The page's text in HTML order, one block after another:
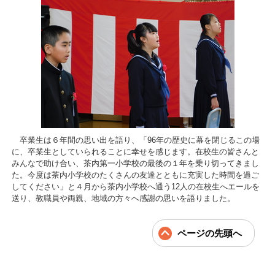
卒業生は６年間の思い出を語り、「96年の歴史に幕を閉じるこの場
に、卒業生としていられることに幸せを感じます。在校生の皆さんと
みんなで助け合い、茶内第一小学校の最後の１年を乗り切ってきまし
た。今度は茶内小学校のたくさんの友達とともに充実した時間を過ご
してください」と４月から茶内小学校へ通う12人の在校生へエールを
送り、教職員や両親、地域の方々へ感謝の思いを語りました。
ページの先頭へ